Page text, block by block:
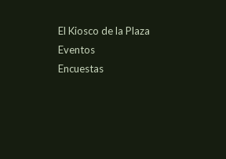
El Kiosco de la Plaza
Eventos
Encuestas